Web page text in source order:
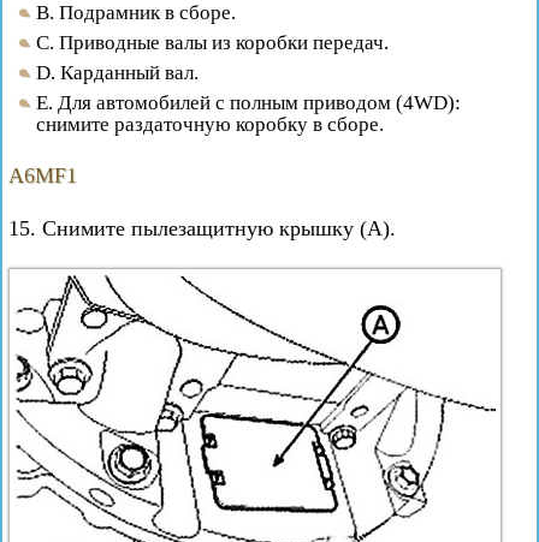
B. Подрамник в сборе.
C. Приводные валы из коробки передач.
D. Карданный вал.
E. Для автомобилей с полным приводом (4WD):
снимите раздаточную коробку в сборе.
A6MF1
15. Снимите пылезащитную крышку (А).